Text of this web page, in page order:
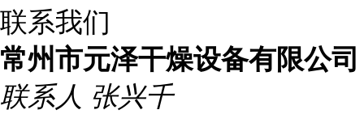
联系我们
常州市元泽干燥设备有限公司
联系人 张兴千